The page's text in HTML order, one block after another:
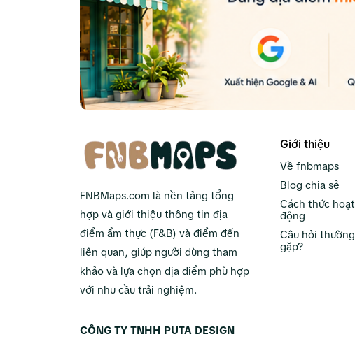
FNBMaps.com là nền tảng tổng
hợp và giới thiệu thông tin địa
điểm ẩm thực (F&B) và điểm đến
liên quan, giúp người dùng tham
khảo và lựa chọn địa điểm phù hợp
với nhu cầu trải nghiệm.
Giới thiệu
Về fnbmaps
Blog chia sẻ
Cách thức hoạt
động
Câu hỏi thường
gặp?
CÔNG TY TNHH PUTA DESIGN